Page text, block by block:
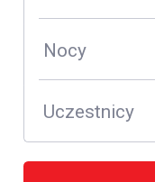
Nocy
Uczestnicy